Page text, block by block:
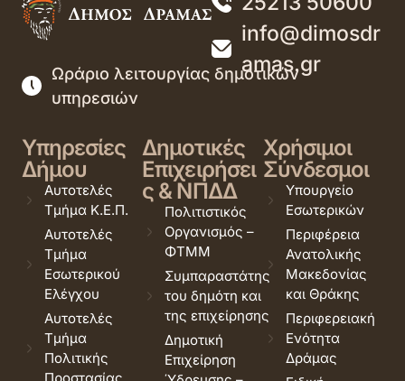
info@dimosdr
amas.gr
Ωράριο λειτουργίας δημοτικών
υπηρεσιών
Υπηρεσίες
Δήμου
Αυτοτελές
Τμήμα Κ.Ε.Π.
Αυτοτελές
Τμήμα
Εσωτερικού
Ελέγχου
Αυτοτελές
Τμήμα
Πολιτικής
Δημοτικές
Επιχειρήσει
ς & ΝΠΔΔ
Πολιτιστικός
Οργανισμός –
ΦΤΜΜ
Συμπαραστάτης
του δημότη και
της επιχείρησης
Δημοτική
Επιχείρηση
Χρήσιμοι
Σύνδεσμοι
Υπουργείο
Εσωτερικών
Περιφέρεια
Ανατολικής
Μακεδονίας
και Θράκης
Περιφερειακή
Ενότητα
Δράμας